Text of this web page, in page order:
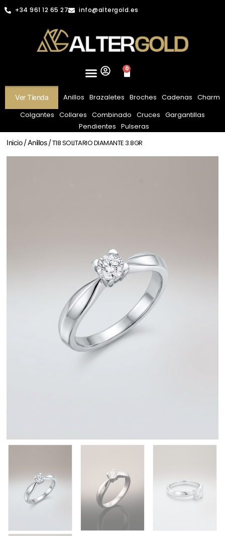
+34 961 12 65 27 info@altergold.es
0
Ver Tienda Anillos Brazaletes Broches Cadenas Charm
Colgantes Collares Combinado Cruces Gargantillas
Pendientes Pulseras
Inicio/Anillos/ T18 SOLITARIO DIAMANTE 3.8GR